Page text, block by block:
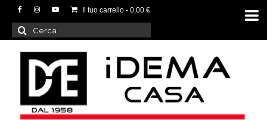
Il tuo carrello - 0,00 €
Cerca: